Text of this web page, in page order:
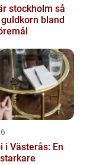
så
bland
i Västerås: En